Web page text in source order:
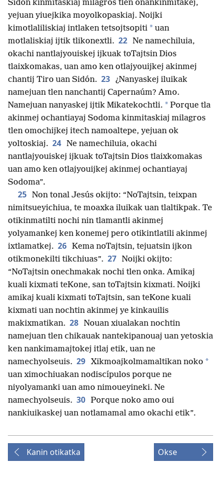
Sidón kinmitaskiaj milagros tlen onankinmitakej,
yejuan yiuejkika moyolkopaskiaj. Noijki
kimotlaliliskiaj intlaken tetsojtsopiti * uan
motlaliskiaj ijtik tlikonextli. 22 Ne namechiluia,
okachi nantlajyouiskej ijkuak toTajtsin Dios
tlaixkomakas, uan amo ken otlajyouijkej akinmej
chantij Tiro uan Sidón. 23 ¿Nanyaskej iluikak
namejuan tlen nanchantij Capernaúm? Amo.
Namejuan nanyaskej ijtik Mikatekochtli. * Porque tla
akinmej ochantiayaj Sodoma kinmitaskiaj milagros
tlen omochijkej itech namoaltepe, yejuan ok
yoltoskiaj. 24 Ne namechiluia, okachi
nantlajyouiskej ijkuak toTajtsin Dios tlaixkomakas
uan amo ken otlajyouijkej akinmej ochantiayaj
Sodoma”.
25 Non tonal Jesús okijto: “NoTajtsin, teixpan
nimitsueyichiua, te moaxka iluikak uan tlaltikpak. Te
otikinmatilti nochi nin tlamantli akinmej
yolyamankej ken konemej pero otikintlatili akinmej
ixtlamatkej. 26 Kema noTajtsin, tejuatsin ijkon
otikmonekilti tikchiuas”. 27 Noijki okijto:
“NoTajtsin onechmakak nochi tlen onka. Amikaj
kuali kixmati teKone, san toTajtsin kixmati. Noijki
amikaj kuali kixmati toTajtsin, san teKone kuali
kixmati uan nochtin akinmej ye kinkauilis
makixmatikan. 28 Nouan xiualakan nochtin
namejuan tlen chikauak nantekipanouaj uan yetoskia
ken nankimamajtokej itlaj etik, uan ne
namechyolseuis. 29 Xikmoajkolmamaltikan noko *
uan ximochiuakan nodiscípulos porque ne
niyolyamanki uan amo nimoueyineki. Ne
namechyolseuis. 30 Porque noko amo oui
nankiuikaskej uan notlamamal amo okachi etik”.
Kanin otikatka Okse